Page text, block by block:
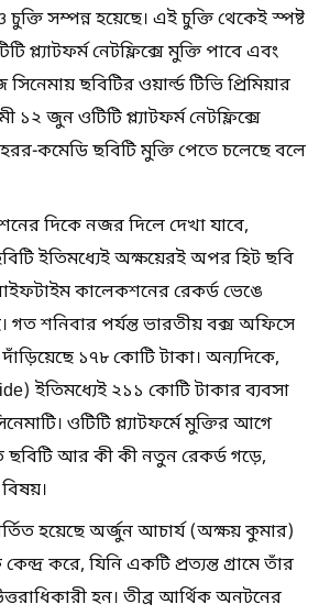
সম্পন্ন হয়েছে। এই চুক্তি থেকেই স্পষ্ট
প্ল্যাটফর্ম নেটফ্লিক্সে মুক্তি পাবে এবং
ছবিটির ওয়ার্ল্ড টিভি প্রিমিয়ার
১২ জুন ওটিটি প্ল্যাটফর্ম নেটফ্লিক্সে
কমেডি ছবিটি মুক্তি পেতে চলেছে বলে
দিকে নজর দিলে দেখা যাবে,
ইতিমধ্যেই অক্ষয়েরই অপর হিট ছবি
কালেকশনের রেকর্ড ভেঙে
গত শনিবার পর্যন্ত ভারতীয় বক্স অফিসে
১৭৮ কোটি টাকা। অন্যদিকে,
ইতিমধ্যেই ২১১ কোটি টাকার ব্যবসা
ওটিটি প্ল্যাটফর্মে মুক্তির আগে
আর কী কী নতুন রেকর্ড গড়ে,
হয়েছে অর্জুন আচার্য (অক্ষয় কুমার)
করে, যিনি একটি প্রত্যন্ত গ্রামে তাঁর
হন। তীব্র আর্থিক অনটনের